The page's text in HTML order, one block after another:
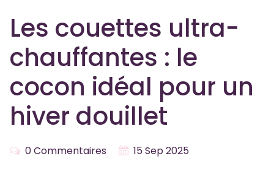
Les couettes ultra-
chauffantes : le
cocon idéal pour un
hiver douillet
0 Commentaires
15 Sep 2025